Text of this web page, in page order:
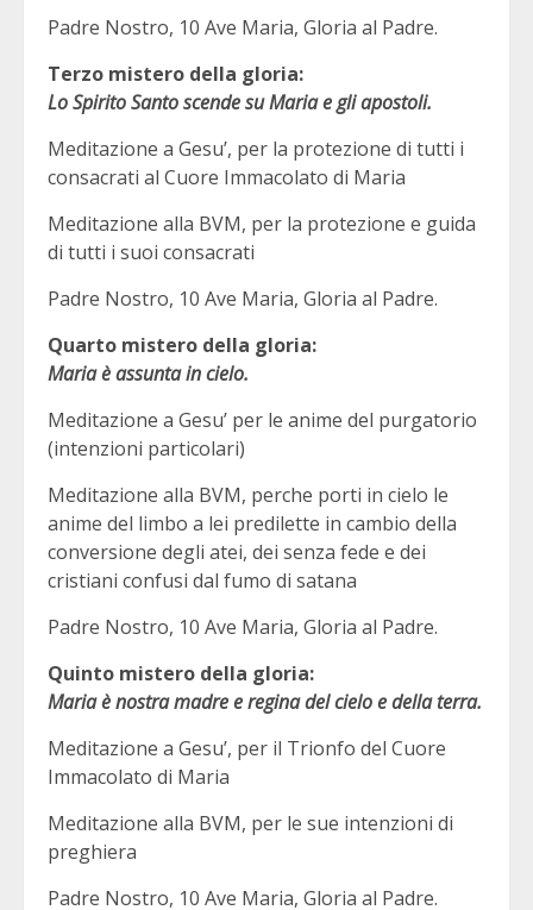
Padre Nostro, 10 Ave Maria, Gloria al Padre.
Terzo mistero della gloria:
Lo Spirito Santo scende su Maria e gli apostoli.
Meditazione a Gesu’, per la protezione di tutti i
consacrati al Cuore Immacolato di Maria
Meditazione alla BVM, per la protezione e guida
di tutti i suoi consacrati
Padre Nostro, 10 Ave Maria, Gloria al Padre.
Quarto mistero della gloria:
Maria è assunta in cielo.
Meditazione a Gesu’ per le anime del purgatorio
(intenzioni particolari)
Meditazione alla BVM, perche porti in cielo le
anime del limbo a lei predilette in cambio della
conversione degli atei, dei senza fede e dei
cristiani confusi dal fumo di satana
Padre Nostro, 10 Ave Maria, Gloria al Padre.
Quinto mistero della gloria:
Maria è nostra madre e regina del cielo e della terra.
Meditazione a Gesu’, per il Trionfo del Cuore
Immacolato di Maria
Meditazione alla BVM, per le sue intenzioni di
preghiera
Padre Nostro, 10 Ave Maria, Gloria al Padre.